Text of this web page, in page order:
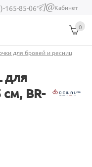
165-85-06
(link sends e-
Кабинет
0
для бровей и ресниц
для
BR-